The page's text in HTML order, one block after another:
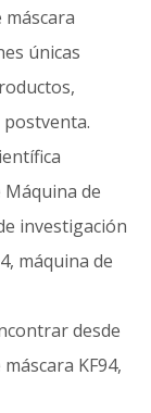
máscara
únicas
de
investigación
máquina de
desde
KF94,